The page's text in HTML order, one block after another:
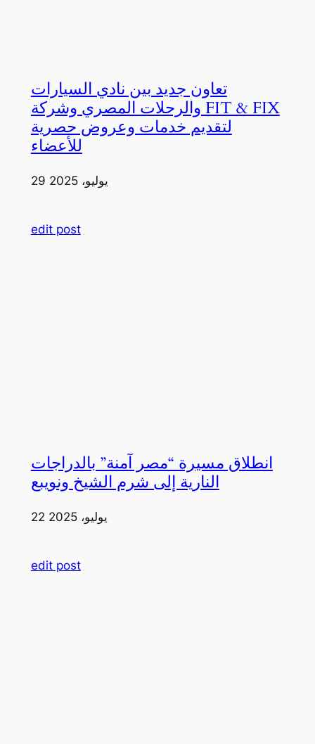
تعاون جديد بين نادي السيارات
والرحلات المصري وشركة FIT & FIX
لتقديم خدمات وعروض حصرية
للأعضاء
29 يوليو، 2025
edit post
انطلاق مسيرة “مصر آمنة” بالدراجات
النارية إلى شرم الشيخ ونويبع
22 يوليو، 2025
edit post